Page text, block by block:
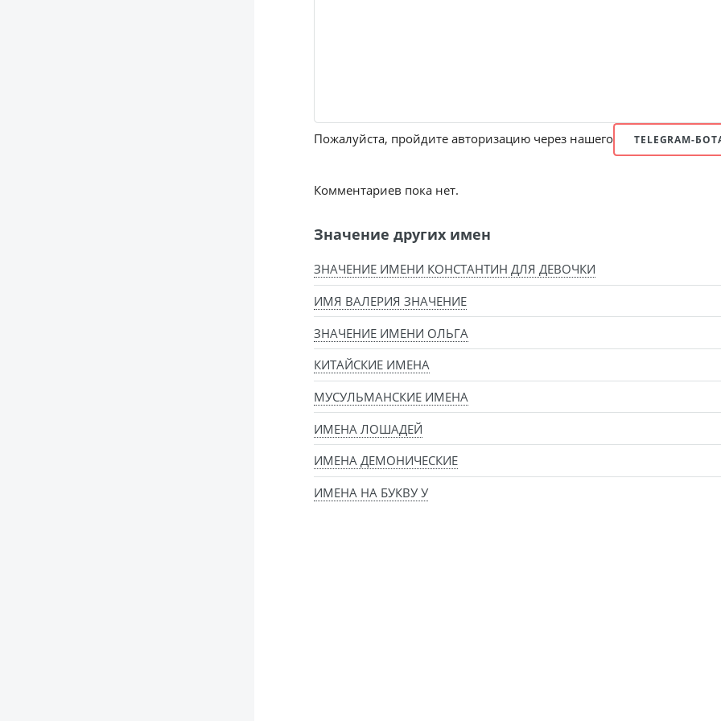
Пожалуйста, пройдите авторизацию через нашего TELEGRAM-
Комментариев пока нет.
Значение других имен
ЗНАЧЕНИЕ ИМЕНИ КОНСТАНТИН ДЛЯ ДЕВОЧКИ
ИМЯ ВАЛЕРИЯ ЗНАЧЕНИЕ
ЗНАЧЕНИЕ ИМЕНИ ОЛЬГА
КИТАЙСКИЕ ИМЕНА
МУСУЛЬМАНСКИЕ ИМЕНА
ИМЕНА ЛОШАДЕЙ
ИМЕНА ДЕМОНИЧЕСКИЕ
ИМЕНА НА БУКВУ У